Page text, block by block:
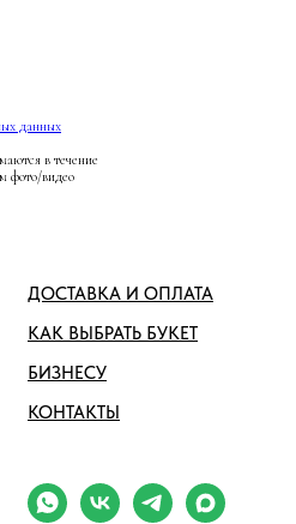
данных
в течение
фото/видео
ДОСТАВКА И ОПЛАТА
КАК ВЫБРАТЬ БУКЕТ
БИЗНЕСУ
КОНТАКТЫ